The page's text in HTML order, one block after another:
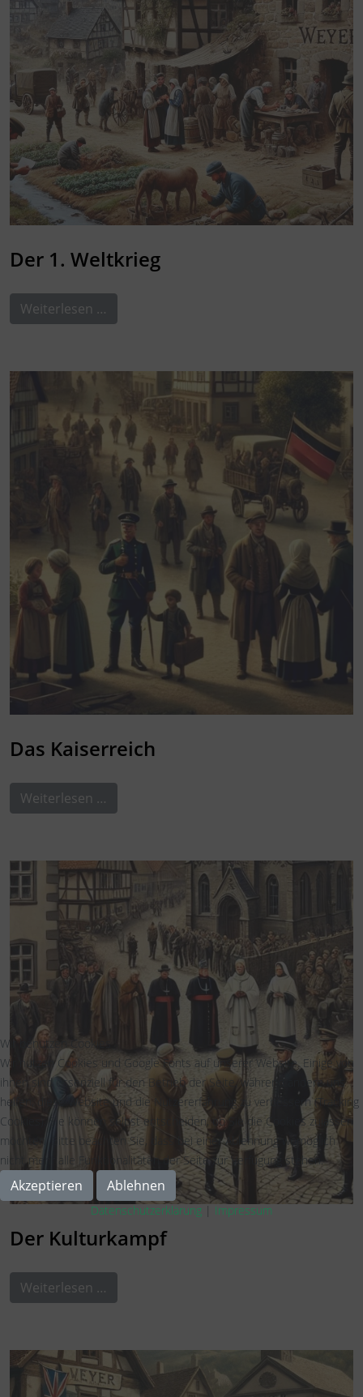
Der 1. Weltkrieg
Weiterlesen …
Das Kaiserreich
Weiterlesen …
Der Kulturkampf
Weiterlesen …
Wir benutzen Cookies
Wir nutzen Cookies und Google Fonts auf unserer Website. Einige von
ihnen sind essenziell für den Betrieb der Seite, während andere uns
helfen, diese Website und die Nutzererfahrung zu verbessern (Tracking
Cookies). Sie können selbst entscheiden, ob Sie die Cookies zulassen
möchten. Bitte beachten Sie, dass bei einer Ablehnung womöglich
nicht mehr alle Funktionalitäten der Seite zur Verfügung stehen.
Akzeptieren Ablehnen
Datenschutzerklärung | Impressum